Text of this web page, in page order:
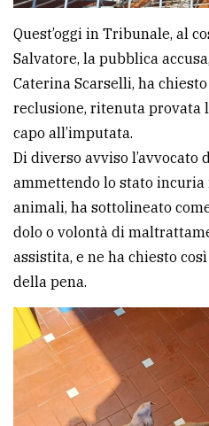
Quest’oggi in Tribunale, al
Salvatore, la pubblica
Caterina Scarselli, ha
reclusione, ritenuta provata
capo all’imputata.
Di diverso avviso l’avvocato
ammettendo lo stato incuria
animali, ha sottolineato
dolo o volontà di
assistita, e ne ha chiesto
della pena.